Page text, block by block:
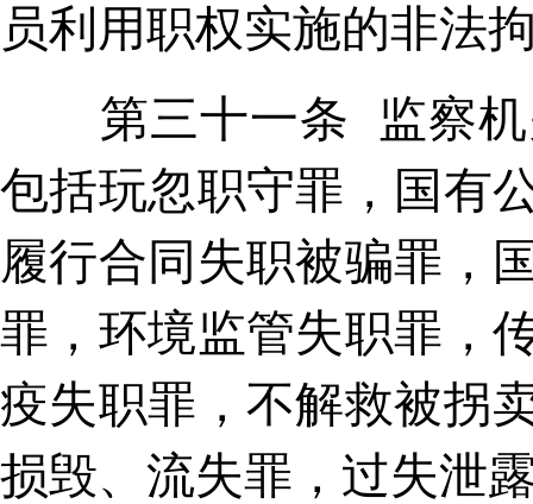
员利用职权实施的非法
第三十一条 监察机
包括玩忽职守罪，国有
履行合同失职被骗罪，
罪，环境监管失职罪，
疫失职罪，不解救被拐
损毁、流失罪，过失泄